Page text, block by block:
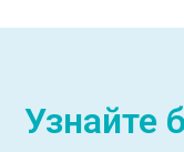
Узнайте